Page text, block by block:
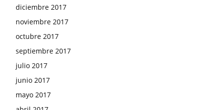
diciembre 2017
noviembre 2017
octubre 2017
septiembre 2017
julio 2017
junio 2017
mayo 2017